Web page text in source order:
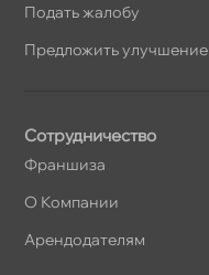
Подать жалобу
Предложить улучшение
Сотрудничество
Франшиза
О Компании
Арендодателям